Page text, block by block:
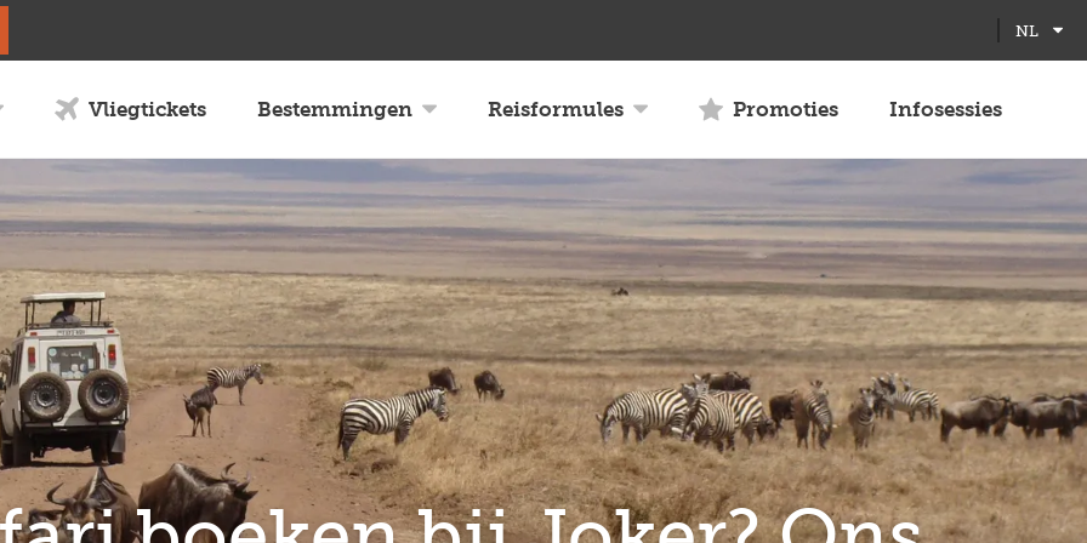
NL
Vliegtickets Bestemmingen Reisformules Promoties Infosessies
screen